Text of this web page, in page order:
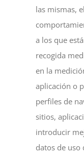
las mismas,
a los que
recogida
en la
aplicación o
perfiles de
sitios,
introducir
datos de uso